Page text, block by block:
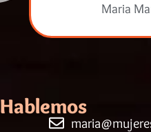
Maria
Hablemos